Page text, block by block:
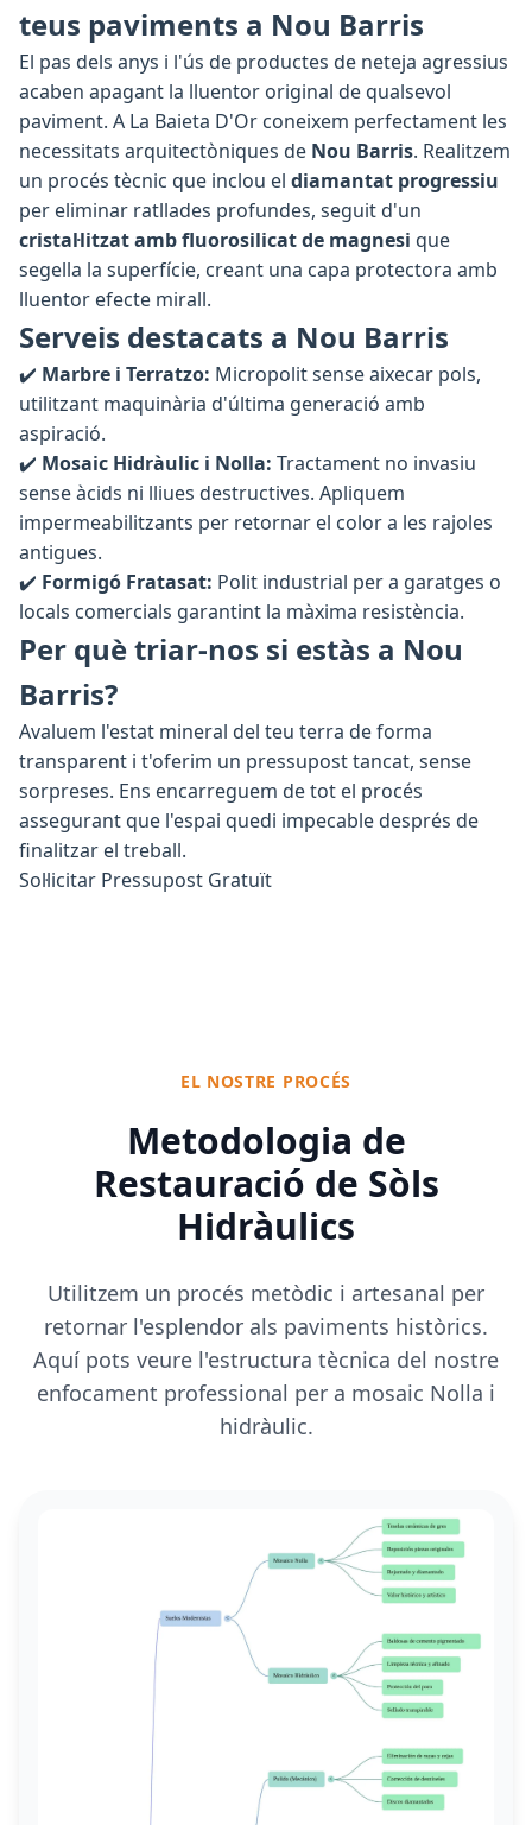
teus paviments a Nou Barris
El pas dels anys i l'ús de productes de neteja agressius
acaben apagant la lluentor original de qualsevol
paviment. A La Baieta D'Or coneixem perfectament les
necessitats arquitectòniques de Nou Barris. Realitzem
un procés tècnic que inclou el diamantat progressiu
per eliminar ratllades profundes, seguit d'un
cristal·litzat amb fluorosilicat de magnesi que
segella la superfície, creant una capa protectora amb
lluentor efecte mirall.
Serveis destacats a Nou Barris
✔️ Marbre i Terratzo: Micropolit sense aixecar pols,
utilitzant maquinària d'última generació amb
aspiració.
✔️ Mosaic Hidràulic i Nolla: Tractament no invasiu
sense àcids ni lliues destructives. Apliquem
impermeabilitzants per retornar el color a les rajoles
antigues.
✔️ Formigó Fratasat: Polit industrial per a garatges o
locals comercials garantint la màxima resistència.
Per què triar-nos si estàs a Nou
Barris?
Avaluem l'estat mineral del teu terra de forma
transparent i t'oferim un pressupost tancat, sense
sorpreses. Ens encarreguem de tot el procés
assegurant que l'espai quedi impecable després de
finalitzar el treball.
Sol·licitar Pressupost Gratuït
EL NOSTRE PROCÉS
Metodologia de
Restauració de Sòls
Hidràulics
Utilitzem un procés metòdic i artesanal per
retornar l'esplendor als paviments històrics.
Aquí pots veure l'estructura tècnica del nostre
enfocament professional per a mosaic Nolla i
hidràulic.